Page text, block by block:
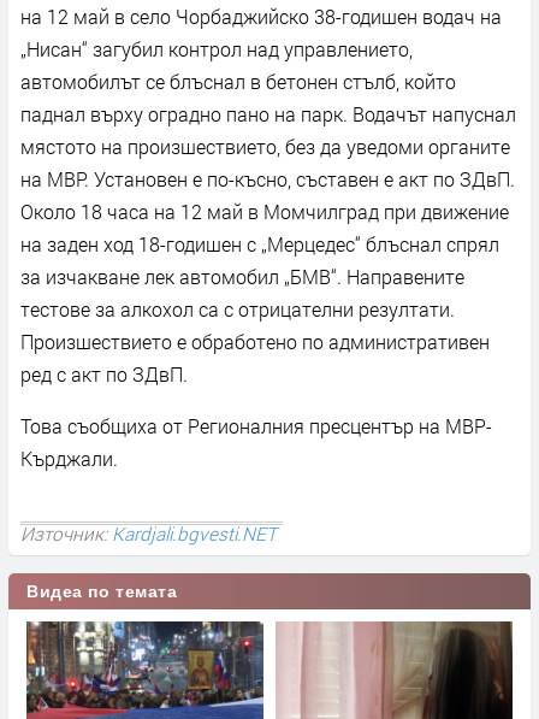
на 12 май в село Чорбаджийско 38-годишен водач на
„Нисан“ загубил контрол над управлението,
автомобилът се блъснал в бетонен стълб, който
паднал върху оградно пано на парк. Водачът напуснал
мястото на произшествието, без да уведоми органите
на МВР. Установен е по-късно, съставен е акт по ЗДвП.
Около 18 часа на 12 май в Момчилград при движение
на заден ход 18-годишен с „Мерцедес“ блъснал спрял
за изчакване лек автомобил „БМВ“. Направените
тестове за алкохол са с отрицателни резултати.
Произшествието е обработено по административен
ред с акт по ЗДвП.
Това съобщиха от Регионалния пресцентър на МВР-
Кърджали.
Източник:Kardjali.bgvesti.NET
Видеа по темата